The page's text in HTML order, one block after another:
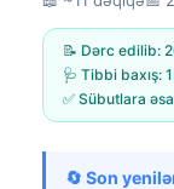
📝 Dərc edilib:
🩺 Tibbi baxış:
✅ Sübutlara
🔄 Son